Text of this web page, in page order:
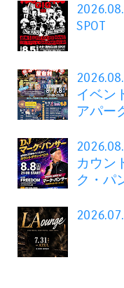
SPOT
イベン
アパー
カウン
ク・パ